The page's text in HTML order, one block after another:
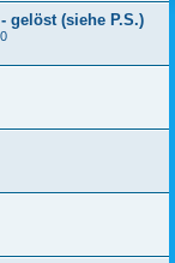
gelöst (siehe P.S.)